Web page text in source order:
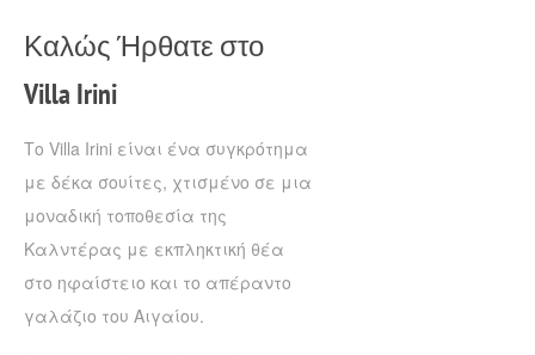
Καλώς Ήρθατε στο
Villa Irini
Το Villa Irini είναι ένα συγκρότημα
με δέκα σουίτες, χτισμένο σε μια
μοναδική τοποθεσία της
Καλντέρας με εκπληκτική θέα
στο ηφαίστειο και το απέραντο
γαλάζιο του Αιγαίου.